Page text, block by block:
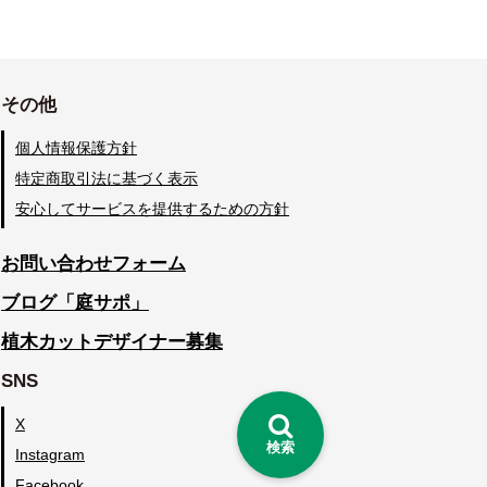
検索
その他
個人情報保護方針
特定商取引法に基づく表示
安心してサービスを提供するための方針
お問い合わせフォーム
ブログ「庭サポ」
植木カットデザイナー募集
SNS
X
Instagram